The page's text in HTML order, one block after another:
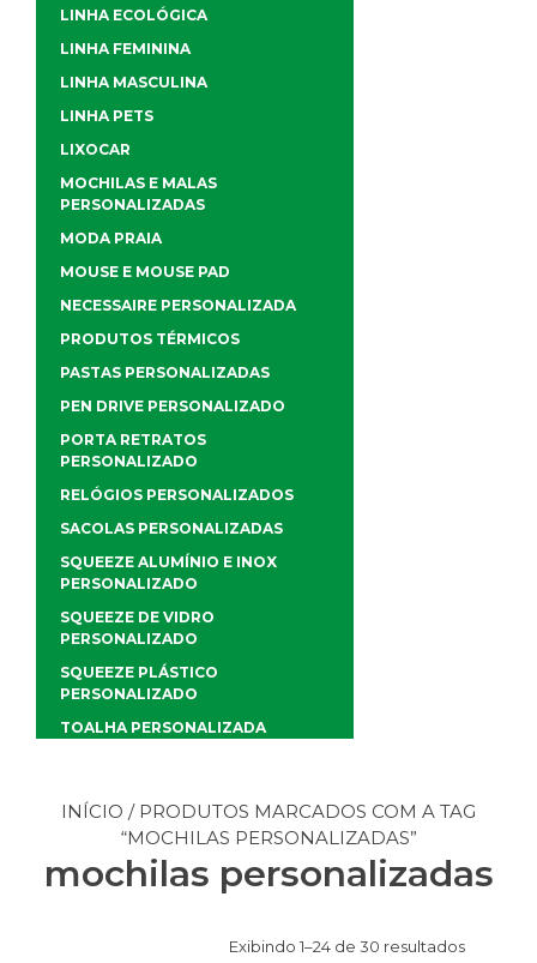
INÍCIO / PRODUTOS MARCADOS COM A TAG
“MOCHILAS PERSONALIZADAS”
mochilas personalizadas
Exibindo 1–24 de 30 resultados
LINHA ECOLÓGICA
LINHA FEMININA
LINHA MASCULINA
LINHA PETS
LIXOCAR
MOCHILAS E MALAS
PERSONALIZADAS
MODA PRAIA
MOUSE E MOUSE PAD
NECESSAIRE PERSONALIZADA
PRODUTOS TÉRMICOS
PASTAS PERSONALIZADAS
PEN DRIVE PERSONALIZADO
PORTA RETRATOS
PERSONALIZADO
RELÓGIOS PERSONALIZADOS
SACOLAS PERSONALIZADAS
SQUEEZE ALUMÍNIO E INOX
PERSONALIZADO
SQUEEZE DE VIDRO
PERSONALIZADO
SQUEEZE PLÁSTICO
PERSONALIZADO
TOALHA PERSONALIZADA